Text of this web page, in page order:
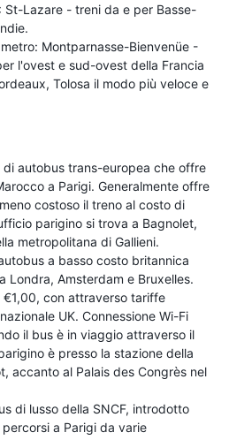
St-Lazare - treni da e per Basse-
Montparnasse-Bienvenüe -
l'ovest e sud-ovest della Francia
Tolosa il modo più veloce e
di autobus trans-europea che offre
a Parigi. Generalmente offre
costoso il treno al costo di
parigino si trova a Bagnolet,
metropolitana di Gallieni.
a basso costo britannica
Londra, Amsterdam e Bruxelles.
con attraverso tariffe
UK. Connessione Wi-Fi
il bus è in viaggio attraverso il
è presso la stazione della
accanto al Palais des Congrès nel
di lusso della SNCF, introdotto
a Parigi da varie